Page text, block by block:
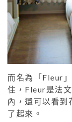
而名為「Fleur
住，Fleur是法
內，還可以看到
了起來。